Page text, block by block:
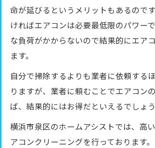
命が延びるというメリットもあるので
ければエアコンは必要最低限のパワー
な負荷がかからないので結果的にエア
ます。
自分で掃除するよりも業者に依頼する
りますが、業者に頼むことでエアコン
ば、結果的にはお得だといえるでしょう
横浜市泉区のホームアシストでは、高
アコンクリーニングを行っております